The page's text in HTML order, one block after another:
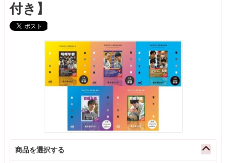
付き】
商品を選択する